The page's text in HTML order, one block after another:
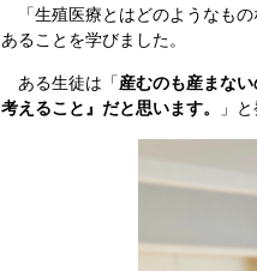
「生殖医療とはどのようなもの
あることを学びました。
ある生徒は「産むのも産まな
考えること』だと思います。
」